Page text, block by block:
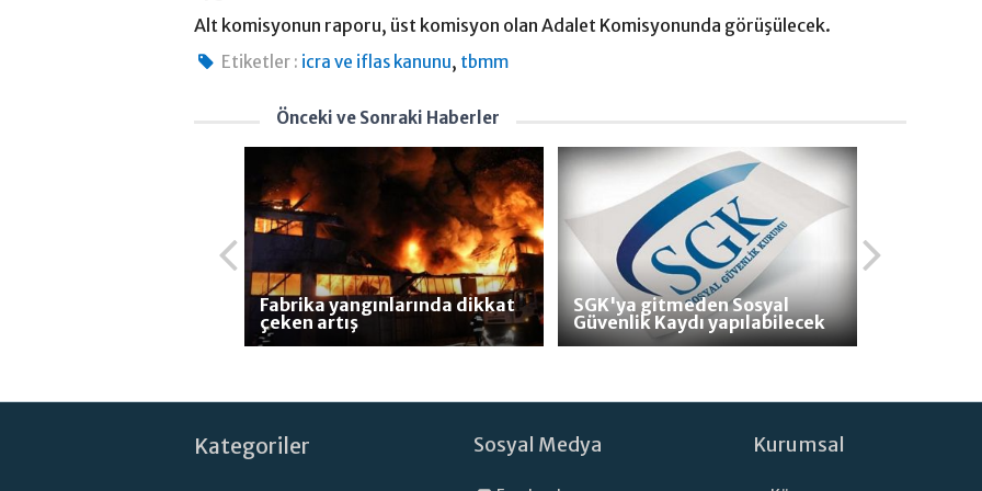
Alt komisyonun raporu, üst komisyon olan Adalet Komisyonunda görüşülecek.
Etiketler : icra ve iflas kanunu, tbmm
Önceki ve Sonraki Haberler
Fabrika yangınlarında dikkat
çeken artış
SGK'ya gitmeden Sosyal
Güvenlik Kaydı yapılabilecek
Kategoriler Sosyal Medya Kurumsal